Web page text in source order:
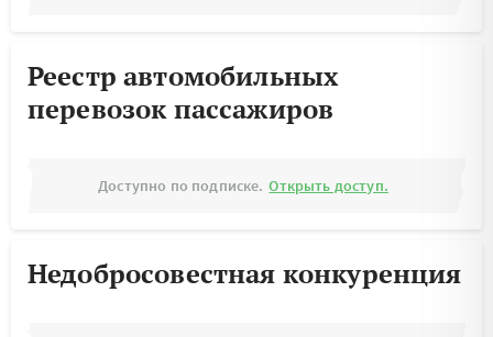
Реестр автомобильных
перевозок пассажиров
Доступно по подписке. Открыть доступ.
Недобросовестная конкуренция